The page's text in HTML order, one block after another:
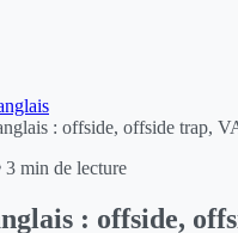
: offside, offside trap,
3 min de lecture
: offside,